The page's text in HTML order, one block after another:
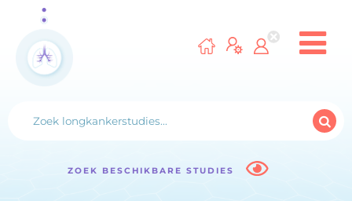
ZOEK BESCHIKBARE STUDIES